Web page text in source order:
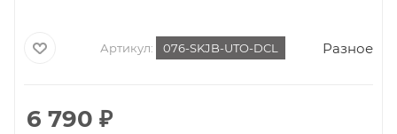
Артикул: 076-SKJB-UTO-DCL Разное
6 790 ₽